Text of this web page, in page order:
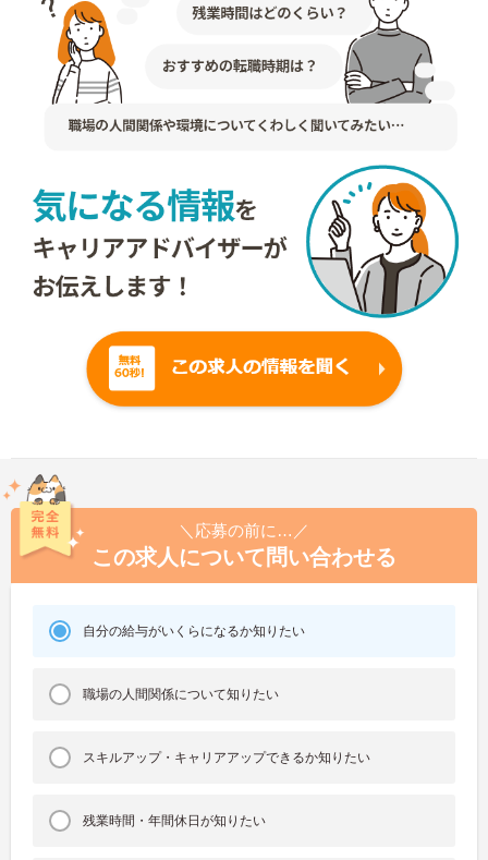
＼応募の前に…／
この求人について問い合わせる
自分の給与がいくらになるか知りたい
職場の人間関係について知りたい
スキルアップ・キャリアアップできるか知りたい
残業時間・年間休日が知りたい